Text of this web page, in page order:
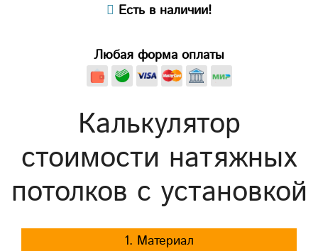
Есть в наличии!
Любая форма оплаты
Калькулятор
стоимости натяжных
потолков с установкой
1. Материал